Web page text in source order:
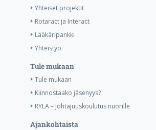
Yhteiset projektit
Rotaract ja Interact
Lääkäripankki
Yhteistyö
Tule mukaan
Tule mukaan
Kiinnostaako jäsenyys?
RYLA – Johtajuuskoulutus nuorille
Ajankohtaista